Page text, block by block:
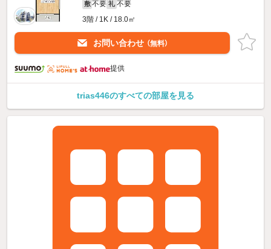
敷 不要 礼 不要
3階 / 1K / 18.0㎡
お問い合わせ （無料）
提供
trias446のすべての部屋を見る